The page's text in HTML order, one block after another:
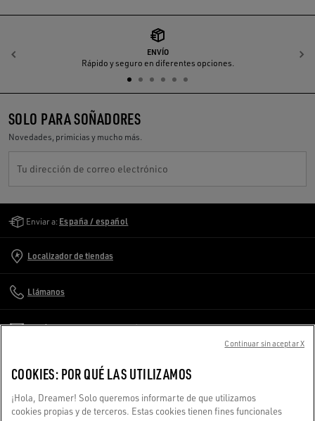
ENVÍO
Rápido y seguro en diferentes opciones.
Anterior
SOLO PARA SOÑADORES
Novedades, primicias y mucho más.
Tu dirección de correo electrónico
Enviar a: España / español
Localizador de tiendas
Llámanos
Escríbenos un correo electrónico
INFORMACIÓN DE LA EMPRESA
COOKIES: POR QUÉ LAS UTILIZAMOS
¡Hola, Dreamer! Solo queremos informarte de que utilizamos
cookies propias y de terceros. Estas cookies tienen fines funcionales
Continuar sin aceptar X